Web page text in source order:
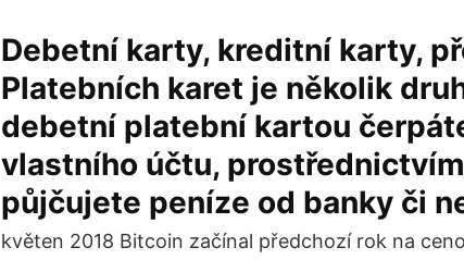
Debetní karty, kreditní karty,
Platebních karet je několik
debetní platební kartou
vlastního účtu,
půjčujete peníze od banky či
květen 2018 Bitcoin začínal předchozí rok na